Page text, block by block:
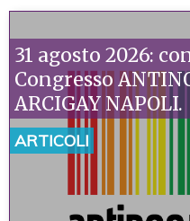
31 agosto 2026:
Congresso
ARCIGAY NAPOLI.
ARTICOLI